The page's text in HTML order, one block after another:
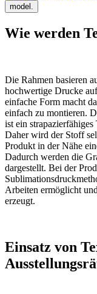
model.
Wie werden
Die Rahmen basieren
hochwertige Drucke
einfache Form macht
einfach zu montieren.
ist ein
Daher wird der Stoff
Produkt in der Nähe
Dadurch werden die
dargestellt. Bei der
Arbeiten ermöglicht
erzeugt.
Einsatz von